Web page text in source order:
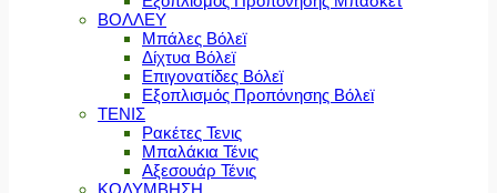
ΒΟΛΛΕΥ
Μπάλες Βόλεϊ
Δίχτυα Βόλεϊ
Επιγονατίδες Βόλεϊ
Εξοπλισμός Προπόνησης Βόλεϊ
ΤΕΝΙΣ
Ρακέτες Τενις
Μπαλάκια Τένις
Αξεσουάρ Τένις